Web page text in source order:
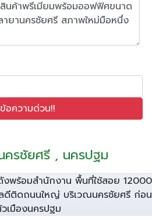
ครชัยศรี , นครปฐม